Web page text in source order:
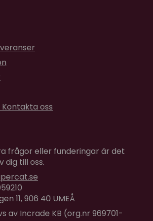
2,1 kg)
oss
frågor eller funderingar är det
dig till oss.
11, 906 40 UMEÅ
av Incrade KB (org.nr 969701-